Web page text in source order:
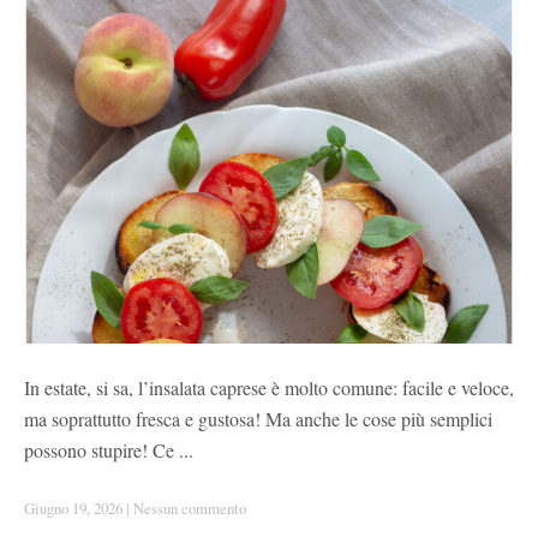
In estate, si sa, l’insalata caprese è molto comune: facile e veloce,
ma soprattutto fresca e gustosa! Ma anche le cose più semplici
possono stupire! Ce ...
Giugno 19, 2026 | Nessun commento